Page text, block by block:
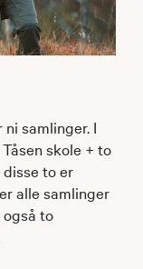
samlinger. I
skole + to
to er
alle samlinger
også to